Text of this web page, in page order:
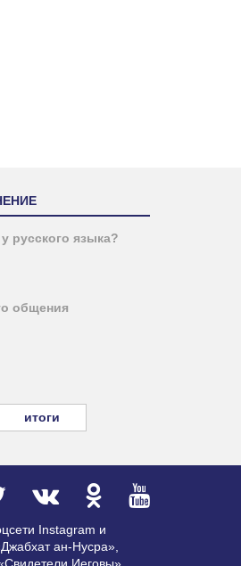
русского языка?
общения
итоги
Instagram и
ан-Нусра»,
Иеговы»,